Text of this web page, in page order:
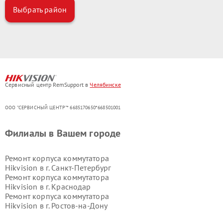
Выбрать район
Сервисный центр RemSupport в Челябинске
ООО "СЕРВИСНЫЙ ЦЕНТР"* 6685170650*668501001
Филиалы в Вашем городе
Ремонт корпуса коммутатора
Hikvision в г. Санкт-Петербург
Ремонт корпуса коммутатора
Hikvision в г. Краснодар
Ремонт корпуса коммутатора
Hikvision в г. Ростов-на-Дону